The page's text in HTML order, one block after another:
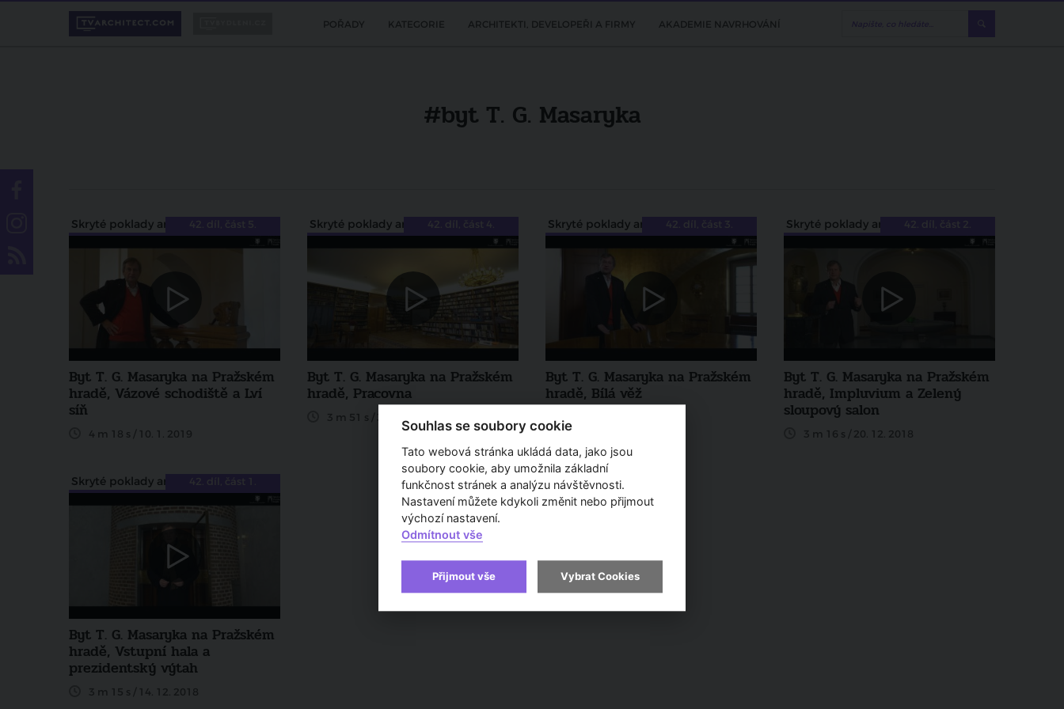
POŘADY KATEGORIE ARCHITEKTI, DEVELOPEŘI A FIRMY AKADEMIE NAVRHOVÁNÍ
#byt T. G. Masaryka
Byt T. G. Masaryka na Pražském
hradě, Vázové schodiště a Lví
síň
4 m 18 s / 10. 1. 2019
Byt T. G. Masaryka na Pražském
hradě, Pracovna
3 m 51 s / 3. 1. 2019
Byt T. G. Masaryka na Pražském
hradě, Bílá věž
Byt T. G. Masaryka na Pražském
hradě, Impluvium a Zelený
sloupový salon
3 m 16 s / 20. 12. 2018
Byt T. G. Masaryka na Pražském
hradě, Vstupní hala a
prezidentský výtah
3 m 15 s / 14. 12. 2018
Souhlas se soubory cookie
Tato webová stránka ukládá data, jako jsou
soubory cookie, aby umožnila základní
funkčnost stránek a analýzu návštěvnosti.
Nastavení můžete kdykoli změnit nebo přijmout
výchozí nastavení.
Odmítnout vše
Přijmout vše Vybrat Cookies